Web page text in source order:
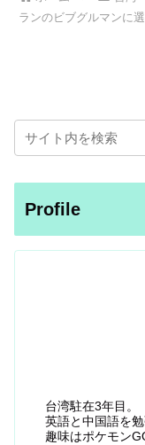
ランのビブグルマンに
Profile
台湾駐在3年目。
英語と中国語を勉
趣味はポケモン